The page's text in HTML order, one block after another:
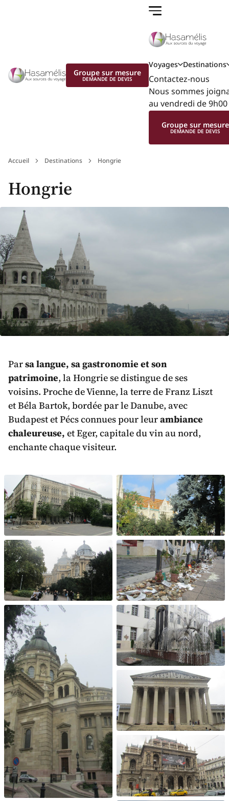
Voyages Destinations
Contactez-nous
Nous sommes
au vendredi de
Groupe sur mesure
DEMANDE DE DEVIS
Groupe sur mesure
DEMANDE DE DEVIS
Accueil Destinations Hongrie
Hongrie
Parsa langue, sa gastronomie et son
patrimoine, la Hongrie se distingue de ses
voisins. Proche de Vienne, la terre de Franz Liszt
et Béla Bartok, bordée par le Danube, avec
Budapest et Pécs connues pour leurambiance
chaleureuse, et Eger, capitale du vin au nord,
enchante chaque visiteur.